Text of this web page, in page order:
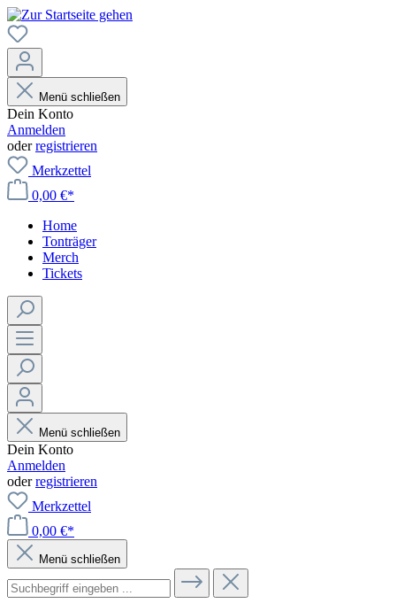
Menü schließen
Dein Konto
Anmelden
oderregistrieren
Merkzettel
0,00 €*
Home
Tonträger
Merch
Tickets
Menü schließen
Dein Konto
Anmelden
oderregistrieren
Merkzettel
0,00 €*
Menü schließen